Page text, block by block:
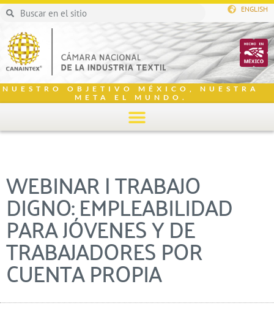
ENGLISH
NUESTRO OBJETIVO MÉXICO, NUESTRA
META EL MUNDO.
WEBINAR | TRABAJO
DIGNO: EMPLEABILIDAD
PARA JÓVENES Y DE
TRABAJADORES POR
CUENTA PROPIA